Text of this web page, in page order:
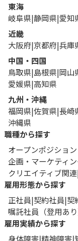
東海
岐阜県 静岡県 愛知
近畿
大阪府 京都府 兵庫
中国・四国
鳥取県 島根県 岡山
愛媛県 高知県
九州・沖縄
福岡県 佐賀県 長崎
沖縄県
職種から探す
オープンポジショ
企画・マーケティ
クリエイティブ関連
雇用形態から探す
正社員 契約社員 契
嘱託社員（登用あり
雇用実績から探す
身体障害 精神障害